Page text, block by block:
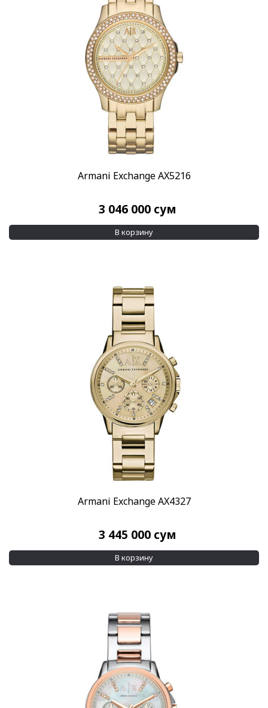
Armani Exchange AX5216
3 046 000 сум
В корзину
Armani Exchange AX4327
3 445 000 сум
В корзину